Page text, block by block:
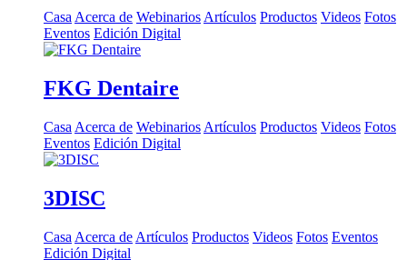
Casa Acerca de Webinarios Artículos Productos Videos Fotos
Eventos Edición Digital
FKG Dentaire
Casa Acerca de Webinarios Artículos Productos Videos Fotos
Eventos Edición Digital
3DISC
Casa Acerca de Artículos Productos Videos Fotos Eventos
Edición Digital